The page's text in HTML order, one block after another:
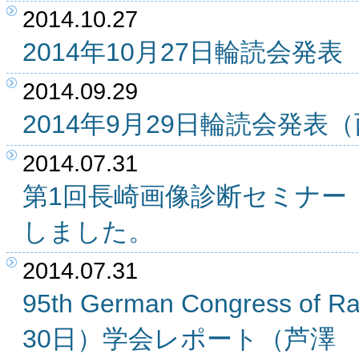
2014.10.27
2014年10月27日輪読会発
2014.09.29
2014年9月29日輪読会発表
2014.07.31
第1回長崎画像診断セミナ
しました。
2014.07.31
95th German Congress of
30日）学会レポート（芦澤